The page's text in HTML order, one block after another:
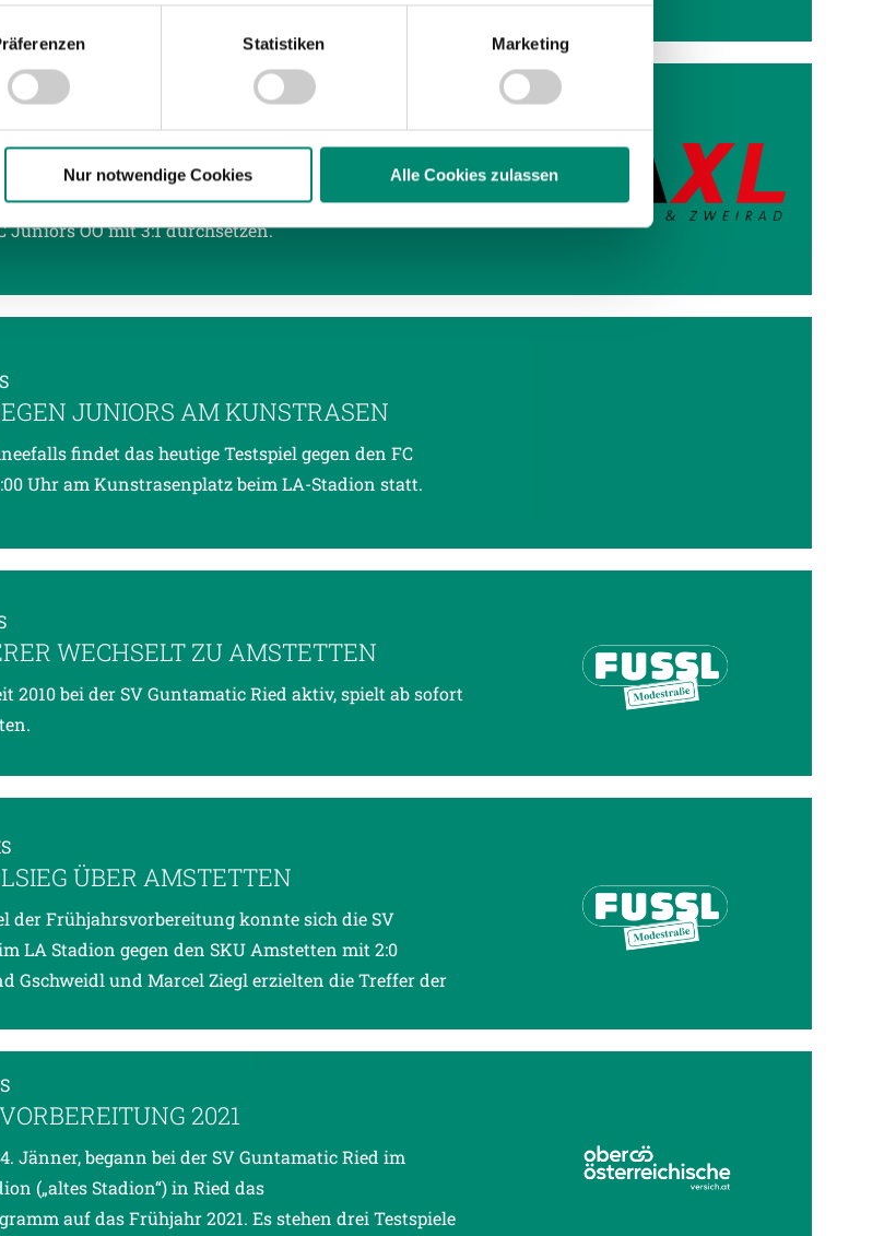
zu personalisieren, Funktionen für soziale Medien anbieten zu können
Außerdem geben wir Informationen zu Ihrer Verwendung unserer
und Empfänger entnehmen Sie unserer
Statistiken Marketing
Nur notwendige Cookies Alle Cookies zulassen
ÜBER DEN FC JUNIORS OÖ
Frühjahrsvorbereitung konnte sich die SV Guntamatic
Juniors OÖ mit 3:1 durchsetzen.
JUNIORS AM KUNSTRASEN
findet das heutige Testspiel gegen den FC
Uhr am Kunstrasenplatz beim LA-Stadion statt.
WECHSELT ZU AMSTETTEN
2010 bei der SV Guntamatic Ried aktiv, spielt ab sofort
ÜBER AMSTETTEN
der Frühjahrsvorbereitung konnte sich die SV
LA Stadion gegen den SKU Amstetten mit 2:0
Gschweidl und Marcel Ziegl erzielten die Treffer der
2021
Jänner, begann bei der SV Guntamatic Ried im
(„altes Stadion“) in Ried das
auf das Frühjahr 2021. Es stehen drei Testspiele